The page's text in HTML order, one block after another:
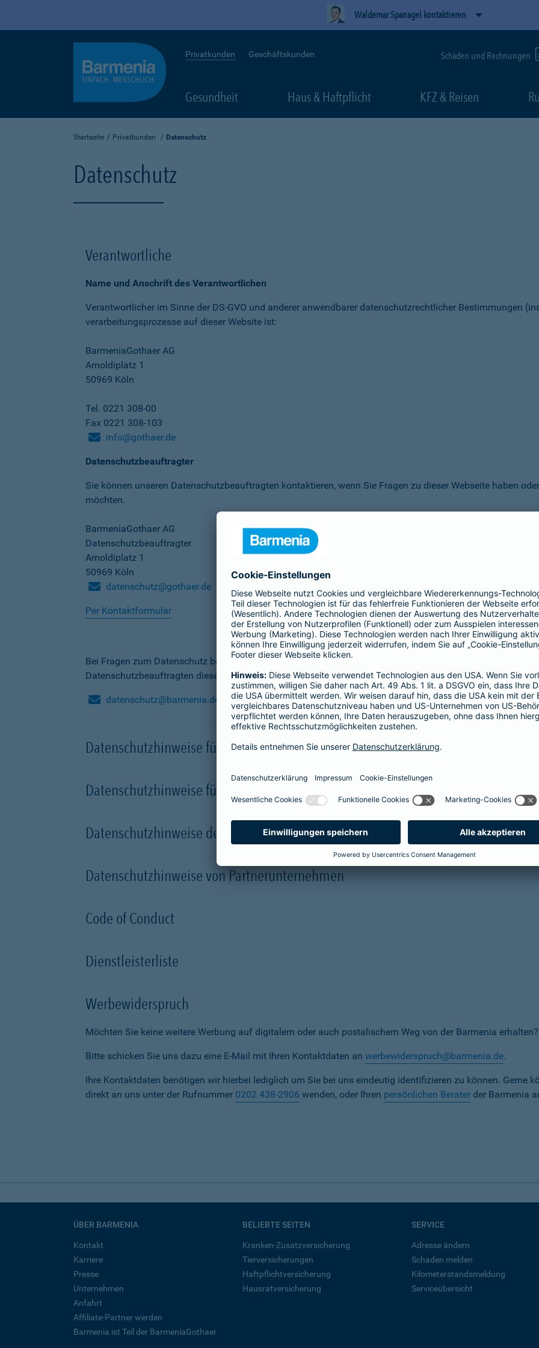
Waldemar Spanagel kontaktieren
Privatkunden Geschäftskunden Schäden und Rechnungen
Gesundheit Haus & Haftpflicht KFZ & Reisen
Startseite Privatkunden Datenschutz
Datenschutz
Verantwortliche
Name und Anschrift des Verantwortlichen
Verantwortlicher im Sinne der DS-GVO und anderer anwendbarer datenschutz­rechtlicher Bestimmungen
verarbeitungs­prozesse auf dieser Website ist:
BarmeniaGothaer AG
Arnoldiplatz 1
50969 Köln
Tel. 0221 308-00
Fax 0221 308-103
info@gothaer.de
Datenschutzbeauftragter
Sie können unseren Datenschutz­beauftragten kontaktieren, wenn Sie Fragen zu dieser Webseite haben
möchten.
BarmeniaGothaer AG
Datenschutzbeauftragter
Arnoldiplatz 1
50969 Köln
datenschutz@gothaer.de
Per Kontaktformular
Bei Fragen zum Datenschutz bei der Barmenia Krankenversicherung AG und der Barmenia Allgemeine
Datenschutzbeauftragten dieser Gesellschaften kontaktieren.
datenschutz@barmenia.de
Datenschutzhinweise für Besucher der Webseite
Datenschutzhinweise für Onlinepräsenzen in sozialen Medien
Datenschutzhinweise der Versicherungsunternehmen
Datenschutzhinweise von Partnerunternehmen
Code of Conduct
Dienstleisterliste
Werbewiderspruch
Möchten Sie keine weitere Werbung auf digitalem oder auch postalischem Weg von der Barmenia
Bitte schicken Sie uns dazu eine E-Mail mit Ihren Kontaktdaten an werbewiderspruch@barmenia.de.
Ihre Kontaktdaten benötigen wir hierbei lediglich um Sie bei uns eindeutig identifizieren zu können. Gerne
direkt an uns unter der Rufnummer 0202 438-2906 wenden, oder Ihren persönlichen Berater der Barmenia
ÜBER BARMENIA
Kontakt
Karriere
Presse
Unternehmen
Anfahrt
Affiliate-Partner werden
Barmenia ist Teil der BarmeniaGothaer
BELIEBTE SEITEN
Kranken-Zusatzversicherung
Tierversicherungen
Haftpflichtversicherung
Hausratversicherung
SERVICE
Adresse ändern
Schaden melden
Kilometerstandsmeldung
Serviceübersicht